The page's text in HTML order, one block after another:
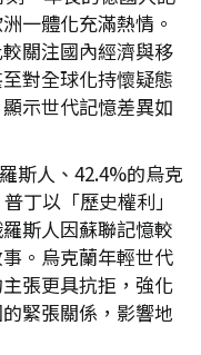
一體化充滿熱情。
關注國內經濟與移
對全球化持懷疑態
示世代記憶差異如
斯人、42.4%的烏克
丁以「歷史權利」
斯人因蘇聯記憶較
。烏克蘭年輕世代
張更具抗拒，強化
緊張關係，影響地